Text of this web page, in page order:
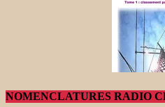
NOMENCLATURES RADIO